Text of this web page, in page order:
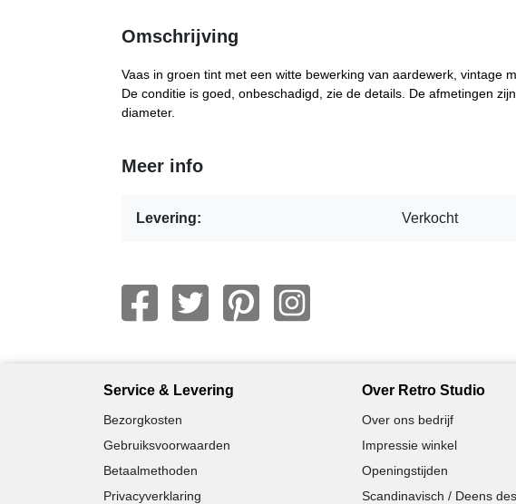
Omschrijving
Vaas in groen tint met een witte bewerking van aardewerk, vintage
De conditie is goed, onbeschadigd, zie de details. De afmetingen
diameter.
Meer info
Levering: Verkocht
Service & Levering
Bezorgkosten
Gebruiksvoorwaarden
Betaalmethoden
Privacyverklaring
Over Retro Studio
Over ons bedrijf
Impressie winkel
Openingstijden
Scandinavisch / Deens